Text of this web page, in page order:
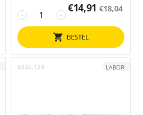
+
−
€14,91 €18,04
BESTEL
6020.130 LABOR